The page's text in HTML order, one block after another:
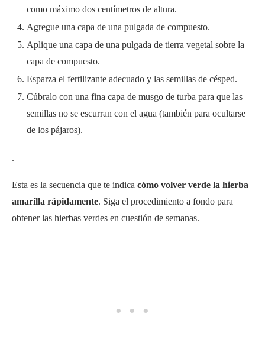
como máximo dos centímetros de altura.
Agregue una capa de una pulgada de compuesto.
Aplique una capa de una pulgada de tierra vegetal sobre la
capa de compuesto.
Esparza el fertilizante adecuado y las semillas de césped.
Cúbralo con una fina capa de musgo de turba para que las
semillas no se escurran con el agua (también para ocultarse
de los pájaros).
.
Esta es la secuencia que te indica cómo volver verde la hierba
amarilla rápidamente. Siga el procedimiento a fondo para
obtener las hierbas verdes en cuestión de semanas.